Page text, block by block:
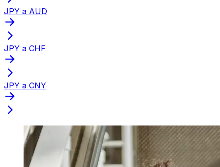
JPY a AUD
JPY a CHF
JPY a CNY